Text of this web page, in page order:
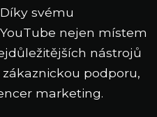
svému
nejen místem
nástrojů
podporu,
marketing.